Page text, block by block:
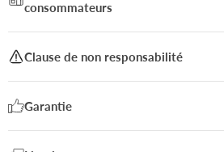
consommateurs
Clause de non responsabilité
Garantie